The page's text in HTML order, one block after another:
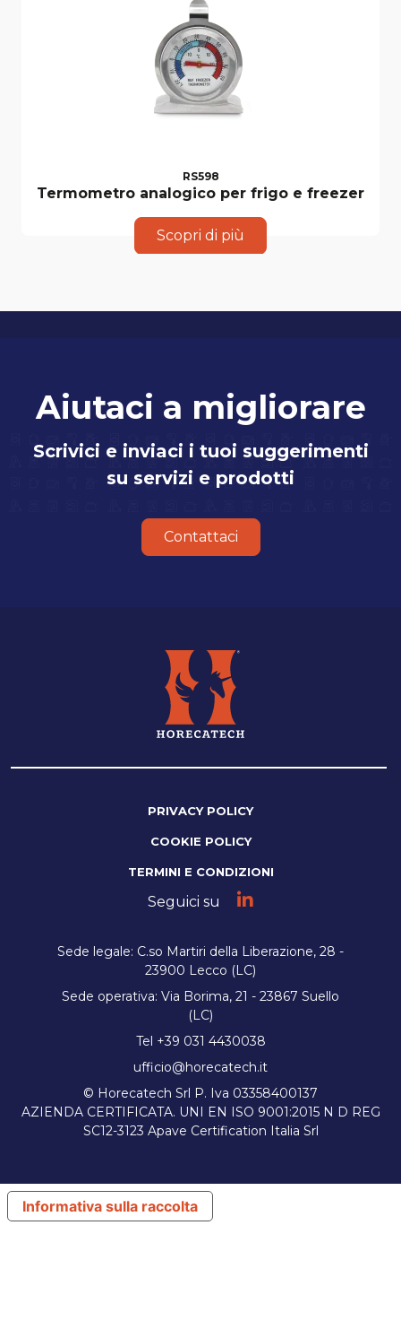
RS598
Termometro analogico per frigo e freezer
Scopri di più
Aiutaci a migliorare
Scrivici e inviaci i tuoi suggerimenti
su servizi e prodotti
Contattaci
PRIVACY POLICY
COOKIE POLICY
TERMINI E CONDIZIONI
Seguici su
Sede legale: C.so Martiri della Liberazione, 28 -
23900 Lecco (LC)
Sede operativa: Via Borima, 21 - 23867 Suello
(LC)
Tel +39 031 4430038
ufficio@horecatech.it
© Horecatech Srl P. Iva 03358400137
AZIENDA CERTIFICATA. UNI EN ISO 9001:2015 N D REG
SC12-3123 Apave Certification Italia Srl
Informativa sulla raccolta